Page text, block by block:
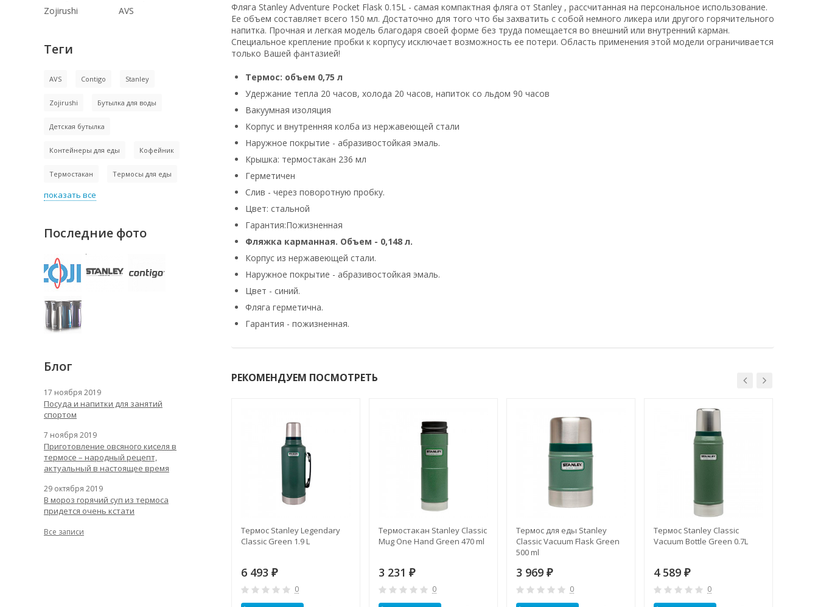
Фляга Stanley Adventure Pocket Flask 0.15L - самая компактная фляга от Stanley , рассчитанная на персональное использование.
Ее объем составляет всего 150 мл. Достаточно для того что бы захватить с собой немного ликера или другого горячительного
напитка. Прочная и легкая модель благодаря своей форме без труда помещается во внешний или внутренний карман.
Специальное крепление пробки к корпусу исключает возможность ее потери. Область применения этой модели ограничивается
только Вашей фантазией!
Термос: объем 0,75 л
Удержание тепла 20 часов, холода 20 часов, напиток со льдом 90 часов
Вакуумная изоляция
Корпус и внyтренняя колба из нержавеющей стали
Наружное покрытие - абразивостойкая эмаль.
Крышка: термостакан 236 мл
Герметичен
Слив - через поворотную пробку.
Цвет: стальной
Гарантия:Пожизненная
Фляжка карманная. Объем - 0,148 л.
Корпус из нержавеющей стали.
Наружное покрытие - абразивостойкая эмаль.
Цвет - синий.
Фляга герметична.
Гарантия - пожизненная.
РЕКОМЕНДУЕМ ПОСМОТРЕТЬ
Classic
Термос Stanley Legendary
Classic Green 1.9 L
6 493 ₽
0
Термостакан Stanley Classic
Mug One Hand Green 470 ml
3 231 ₽
0
Термос для еды Stanley
Classic Vacuum Flask Green
500 ml
3 969 ₽
0
Термос Stanley Classic
Vacuum Bottle Green 0.7L
4 589 ₽
0
Zojirushi
AVS
Теги
AVS Contigo Stanley
Zojirushi Бутылка для воды
Детская бутылка
Контейнеры для еды Кофейник
Термостакан Термосы для еды
показать все
Последние фото
Блог
17 ноября 2019
Посуда и напитки для занятий
спортом
7 ноября 2019
Приготовление овсяного киселя в
термосе – народный рецепт,
актуальный в настоящее время
29 октября 2019
В мороз горячий суп из термоса
придется очень кстати
Все записи